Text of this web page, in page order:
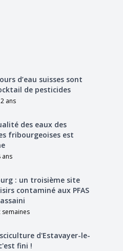
d’eau suisses sont
de pesticides
ans
des eaux des
fribourgeoises est
ans
: un troisième site
contaminé aux PFAS
semaines
d'Estavayer-le-
fini !